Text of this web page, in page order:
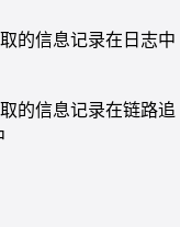
的信息记录在日志中
的信息记录在链路追